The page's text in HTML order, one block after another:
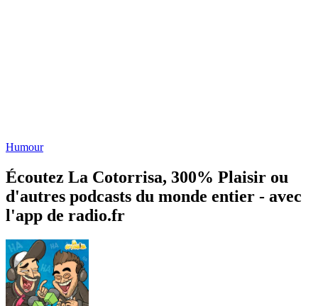
Humour
Écoutez La Cotorrisa, 300% Plaisir ou
d'autres podcasts du monde entier - avec
l'app de radio.fr